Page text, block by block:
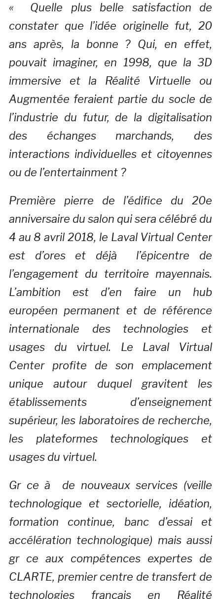
« Quelle plus belle satisfaction de
constater que l’idée originelle fut, 20
ans après, la bonne ? Qui, en effet,
pouvait imaginer, en 1998, que la 3D
immersive et la Réalité Virtuelle ou
Augmentée feraient partie du socle de
l’industrie du futur, de la digitalisation
des échanges marchands, des
interactions individuelles et citoyennes
ou de l’entertainment ?
Première pierre de l’édifice du 20e
anniversaire du salon qui sera célébré du
4 au 8 avril 2018, le Laval Virtual Center
est d’ores et déjà l’épicentre de
l’engagement du territoire mayennais.
L’ambition est d’en faire un hub
européen permanent et de référence
internationale des technologies et
usages du virtuel. Le Laval Virtual
Center profite de son emplacement
unique autour duquel gravitent les
établissements d’enseignement
supérieur, les laboratoires de recherche,
les plateformes technologiques et
usages du virtuel.
Gr ce à de nouveaux services (veille
technologique et sectorielle, idéation,
formation continue, banc d’essai et
accélération technologique) mais aussi
gr ce aux compétences expertes de
CLARTE, premier centre de transfert de
technologies français en Réalité